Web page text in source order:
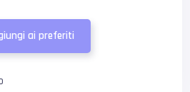
ai preferiti